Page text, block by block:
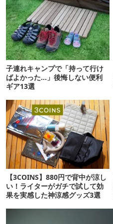
子連れキャンプで「持って行け
ばよかった…」後悔しない便利
ギア13選
【3COINS】880円で背中が涼し
い！ライターがガチで試して効
果を実感した神涼感グッズ3選